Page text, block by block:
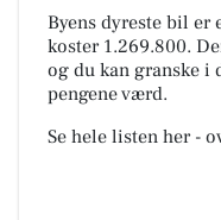
Byens dyreste bil er
koster 1.269.800.
og du kan granske i
pengene værd.
Se hele listen her -